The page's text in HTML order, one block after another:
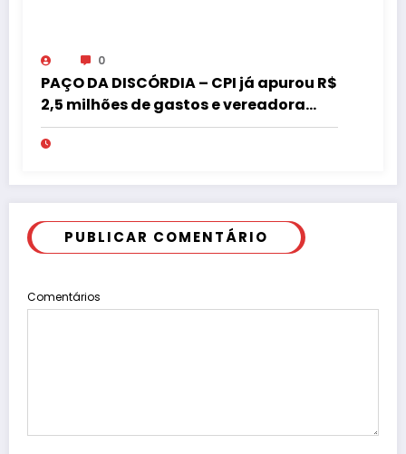
0
PAÇO DA DISCÓRDIA – CPI já apurou R$
2,5 milhões de gastos e vereadora
pede “acordo” para aprovar R$ 9,5
milhões
PUBLICAR COMENTÁRIO
Comentários